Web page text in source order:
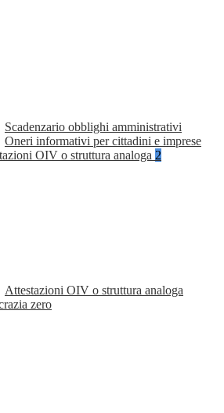
Scadenzario obblighi amministrativi
Oneri informativi per cittadini e imprese
OIV o struttura analoga 2
Attestazioni OIV o struttura analoga
zero